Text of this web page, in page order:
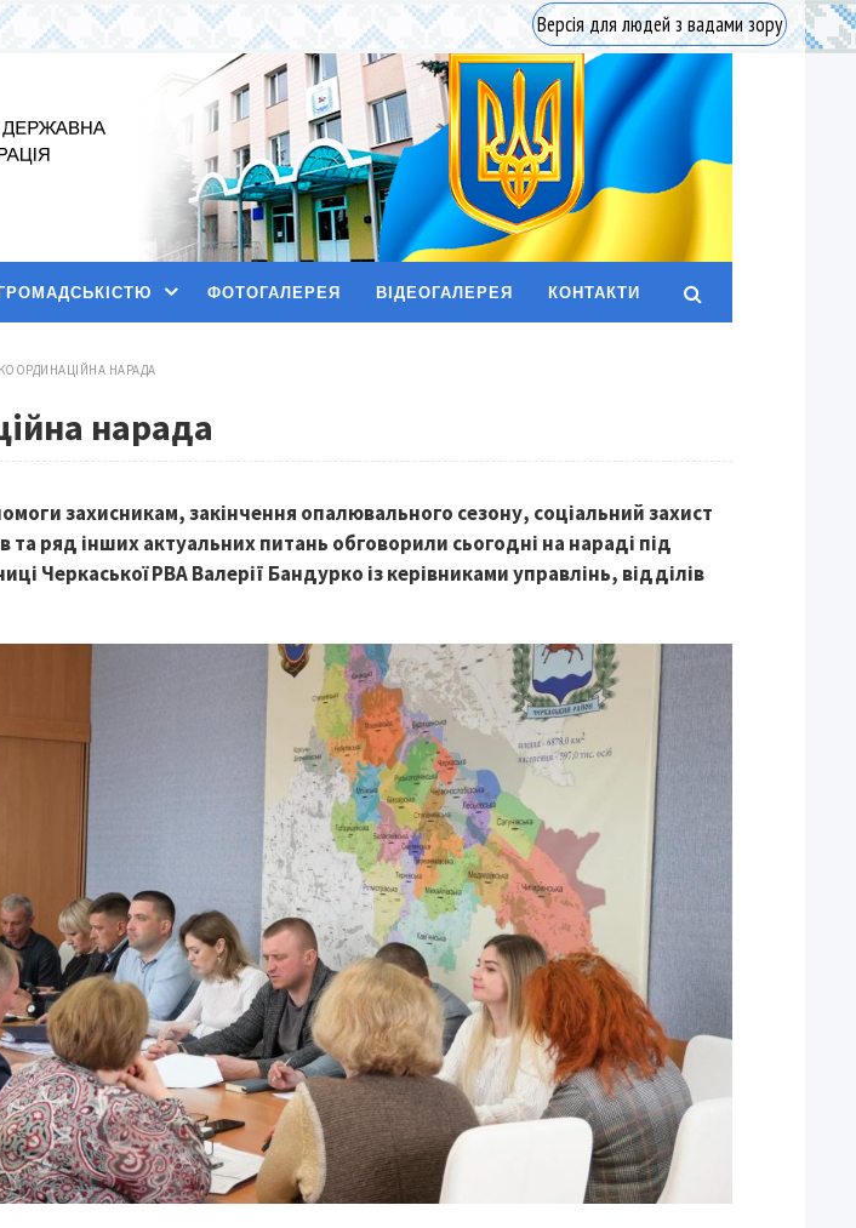
Версія для людей з вадами зору
ФОТОГАЛЕРЕЯ ВІДЕОГАЛЕРЕЯ КОНТАКТИ
НАРАДА
нарада
захисникам, закінчення опалювального сезону, соціальний захист
та ряд інших актуальних питань обговорили сьогодні на нараді під
Черкаської РВА Валерії Бандурко із керівниками управлінь, відділів